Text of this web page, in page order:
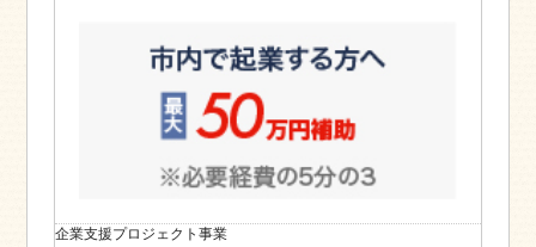
企業支援プロジェクト事業